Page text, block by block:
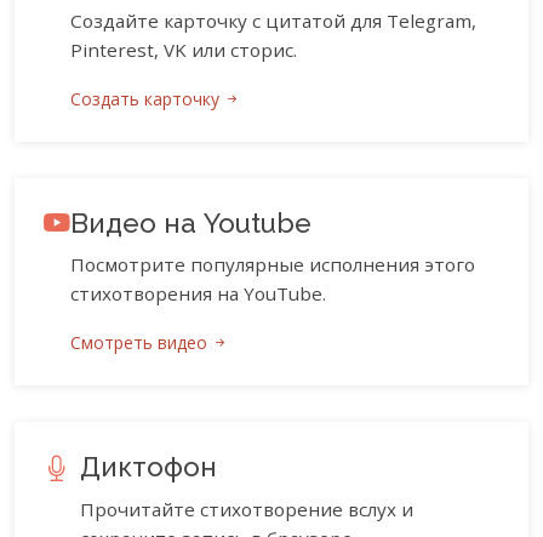
Создайте карточку с цитатой для Telegram,
Pinterest, VK или сторис.
Создать карточку
Видео на Youtube
Посмотрите популярные исполнения этого
стихотворения на YouTube.
Смотреть видео
Диктофон
Прочитайте стихотворение вслух и